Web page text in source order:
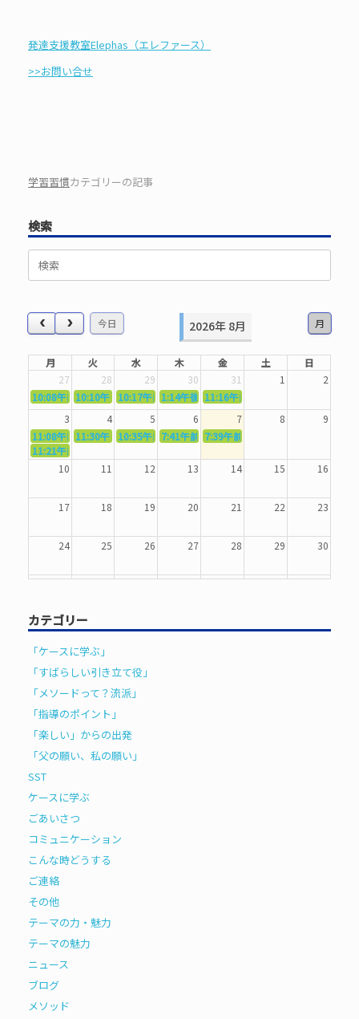
発達支援教室Elephas（エレファース）
>>お問い合せ
学習習慣カテゴリーの記事
検索
今日 月
2026年 8月
月 火 水 木 金 土
日
27
28 29 30 31 1
2
10:08午前
5362．～国語力を〜
10:10午前5363．～自信を〜
10:17午前 5364．～信じて待つ〜
1:14午後 5365．～計画的に〜
11:16午前
3
4 5 6 7 8
9
11:08午前
5367．～機能を育てる〜
11:30午前5369．～歌唱造形〜
10:35午前 5370．～バランスを〜
7:41午前 5371．～漢字学習〜
7:39午前
11:21午前
10
11 12 13 14 15 16
17 18 19 20 21 22 23
24 25 26 27 28 29 30
31 1 2 3 4 5 6
カテゴリー
「ケースに学ぶ」
「すばらしい引き立て役」
「メソードって？流派」
「指導のポイント」
「楽しい」からの出発
「父の願い、私の願い」
SST
ケースに学ぶ
ごあいさつ
コミュニケーション
こんな時どうする
ご連絡
その他
テーマの力・魅力
テーマの魅力
ニュース
ブログ
メソッド